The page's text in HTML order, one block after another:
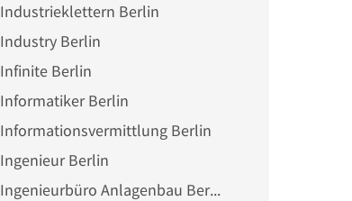
Industrieklettern Berlin
Industry Berlin
Infinite Berlin
Informatiker Berlin
Informationsvermittlung Berlin
Ingenieur Berlin
Ingenieurbüro Anlagenbau Berlin